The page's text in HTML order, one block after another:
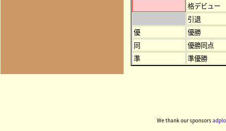
格デビュー
引退
優
優勝
同
優勝同点
準
準優勝
We thank our sponsors